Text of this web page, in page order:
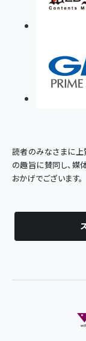
読者のみなさまに
の趣旨に賛同し、媒
おかげでございます。